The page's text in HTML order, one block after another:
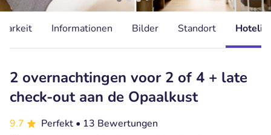
Informationen Bilder Standort
2 overnachtingen voor 2 of 4 + late
check-out aan de Opaalkust
9.7 Perfekt • 13 Bewertungen